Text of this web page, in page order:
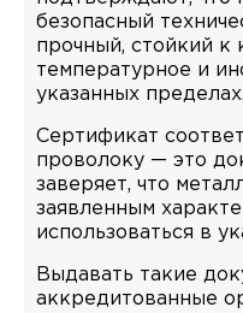
безопасный
прочный, стойкий к
температурное и
указанных пределах.
Сертификат
проволоку — это
заверяет, что
заявленным
использоваться в
Выдавать такие
аккредитованные